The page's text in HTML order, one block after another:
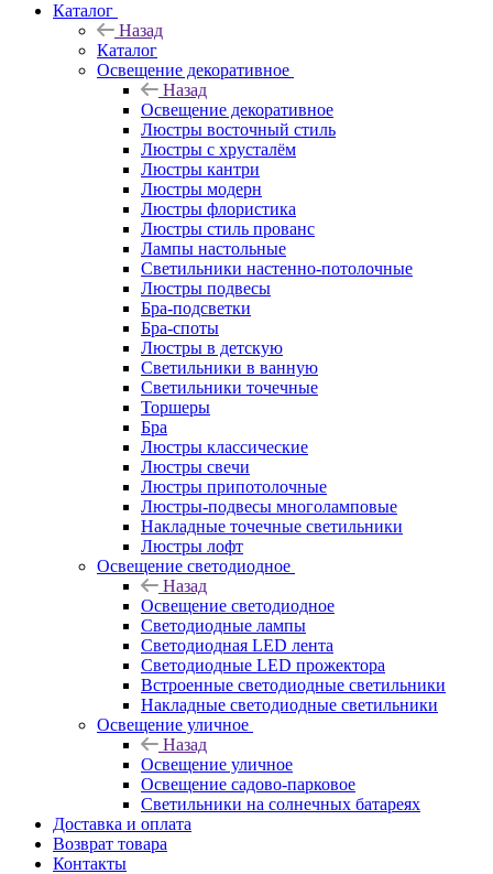
Каталог
Назад
Каталог
Освещение декоративное
Назад
Освещение декоративное
Люстры восточный стиль
Люстры с хрусталём
Люстры кантри
Люстры модерн
Люстры флористика
Люстры стиль прованс
Лампы настольные
Светильники настенно-потолочные
Люстры подвесы
Бра-подсветки
Бра-споты
Люстры в детскую
Светильники в ванную
Светильники точечные
Торшеры
Бра
Люстры классические
Люстры свечи
Люстры припотолочные
Люстры-подвесы многоламповые
Накладные точечные светильники
Люстры лофт
Освещение светодиодное
Назад
Освещение светодиодное
Светодиодные лампы
Светодиодная LED лента
Светодиодные LED прожектора
Встроенные светодиодные светильники
Накладные светодиодные светильники
Освещение уличное
Назад
Освещение уличное
Освещение садово-парковое
Светильники на солнечных батареях
Доставка и оплата
Возврат товара
Контакты